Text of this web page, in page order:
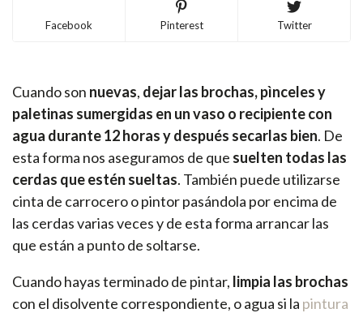
Facebook Pinterest Twitter
Cuando son nuevas, dejar las brochas, pìnceles y
paletinas sumergidas en un vaso o recipiente con
agua durante 12 horas y después secarlas bien. De
esta forma nos aseguramos de que suelten todas las
cerdas que estén sueltas. También puede utilizarse
cinta de carrocero o pintor pasándola por encima de
las cerdas varias veces y de esta forma arrancar las
que están a punto de soltarse.
Cuando hayas terminado de pintar, limpia las brochas
con el disolvente correspondiente, o agua si la pintura